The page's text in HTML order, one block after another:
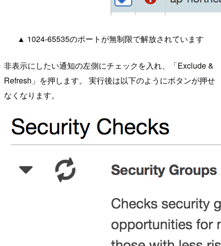
▲ 1024-65535のポートが無制限で解放されています
非表示にしたい通知の左側にチェックを入れ、「Exclude &
Refresh」を押します。 実行後は以下のようにボタンが押せ
なくなります。